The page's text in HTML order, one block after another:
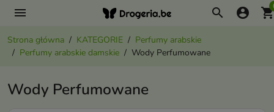
menu search account_circle
Strona główna KATEGORIE
Perfumy arabskie
Perfumy arabskie damskie
Wody Perfumowane
Wody Perfumowane